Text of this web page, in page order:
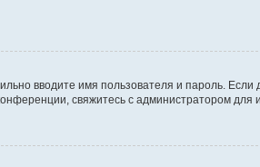
вводите имя пользователя и пароль.
свяжитесь с администратором для